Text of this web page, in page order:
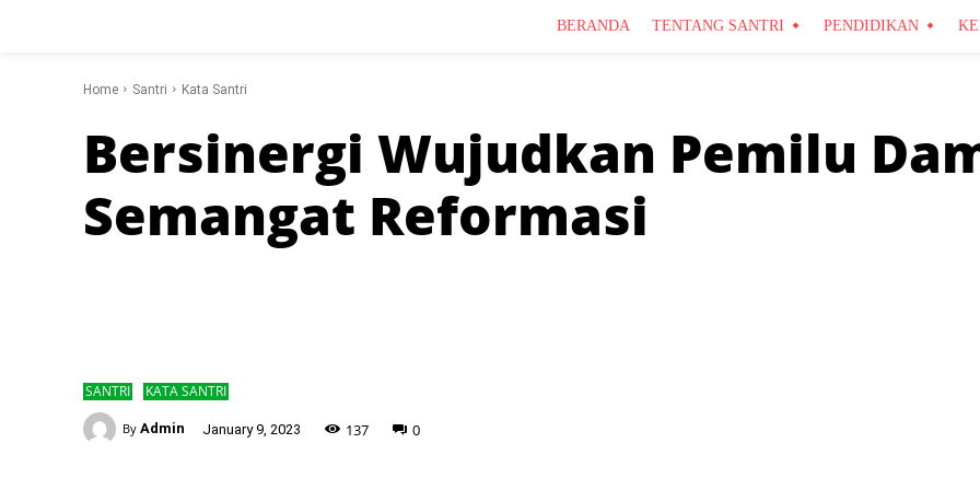
BERANDA TENTANG SANTRI PENDIDIKAN
Home Santri Kata Santri
Bersinergi Wujudkan Pemilu
Semangat Reformasi
SANTRI KATA SANTRI
By Admin January 9, 2023 137 0